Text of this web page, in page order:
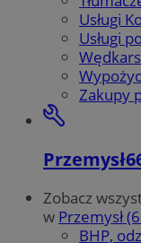
Usługi
Usługi
Zakupy
Przemysł
Zobacz
w Przemysł
BHP,